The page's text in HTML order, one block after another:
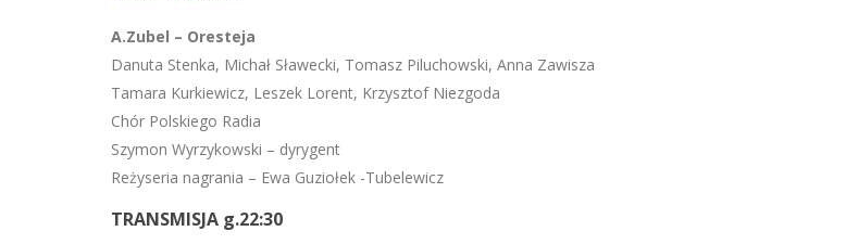
A.Zubel – Oresteja
Danuta Stenka, Michał Sławecki, Tomasz Piluchowski, Anna Zawisza
Tamara Kurkiewicz, Leszek Lorent, Krzysztof Niezgoda
Chór Polskiego Radia
Szymon Wyrzykowski – dyrygent
Reżyseria nagrania – Ewa Guziołek -Tubelewicz
TRANSMISJA g.22:30